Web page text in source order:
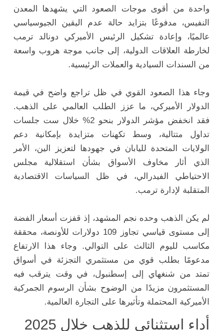
واحدة من أقوى موجات الصعود التي يشهدها المعدن
النفيس، مدفوعًا بتزايد حالة عدم اليقين الجيوسياسي
عالميًا، وإعادة تشكيل الرئيس الأميركي دونالد ترمب
لخارطة العلاقات الدولية، إلى جانب موجة هروب واسعة
من السندات السيادية والعملات الرئيسية.
وجاء هذا الصعود القوي في ظل تراجع واضح في قيمة
الدولار الأميركي، ما عزز الطلب العالمي على الذهب.
فقد انخفض مؤشر الدولار بنحو 2% خلال ست جلسات
تداول متتالية، وسط تكهنات متزايدة بإمكانية دعم
الولايات المتحدة لليابان في جهودها لتعزيز الين، الأمر
الذي أثار مخاوف الأسواق بشأن استقلالية مجلس
الاحتياطي الفيدرالي، في ظل السياسات الاقتصادية
المتقلبة لإدارة ترمب.
لم يكن الذهب وحده نجم المشهد، إذ قفزت أسعار الفضة
إلى مستوى قياسي تجاوز 109 دولارات للأونصة، محققة
مكاسب لليوم الثالث على التوالي. وجاء هذا الارتفاع
مدعومًا بطلب قوي من مستثمري التجزئة في أسواق
تمتد من شنغهاي إلى إسطنبول، في وقت يترقب فيه
المستثمرون مزيدًا من الوضوح بشأن الرسوم الجمركية
الأميركية المحتملة وتأثيرها على التجارة العالمية.
أداء استثنائي للذهب خلال 2025